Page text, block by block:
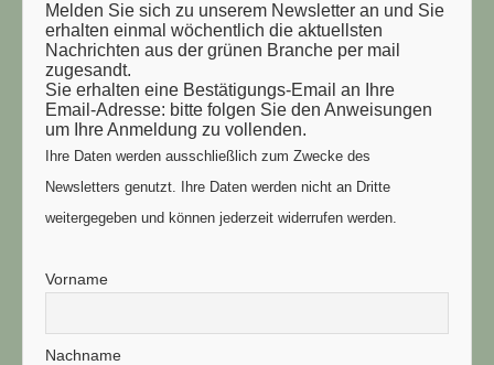
Melden Sie sich zu unserem Newsletter an und Sie
erhalten einmal wöchentlich die aktuellsten
Nachrichten aus der grünen Branche per mail
zugesandt.
Sie erhalten eine Bestätigungs-Email an Ihre
Email-Adresse: bitte folgen Sie den Anweisungen
um Ihre Anmeldung zu vollenden.
Ihre Daten werden ausschließlich zum Zwecke des
Newsletters genutzt. Ihre Daten werden nicht an Dritte
weitergegeben und können jederzeit widerrufen werden.
Vorname
Nachname